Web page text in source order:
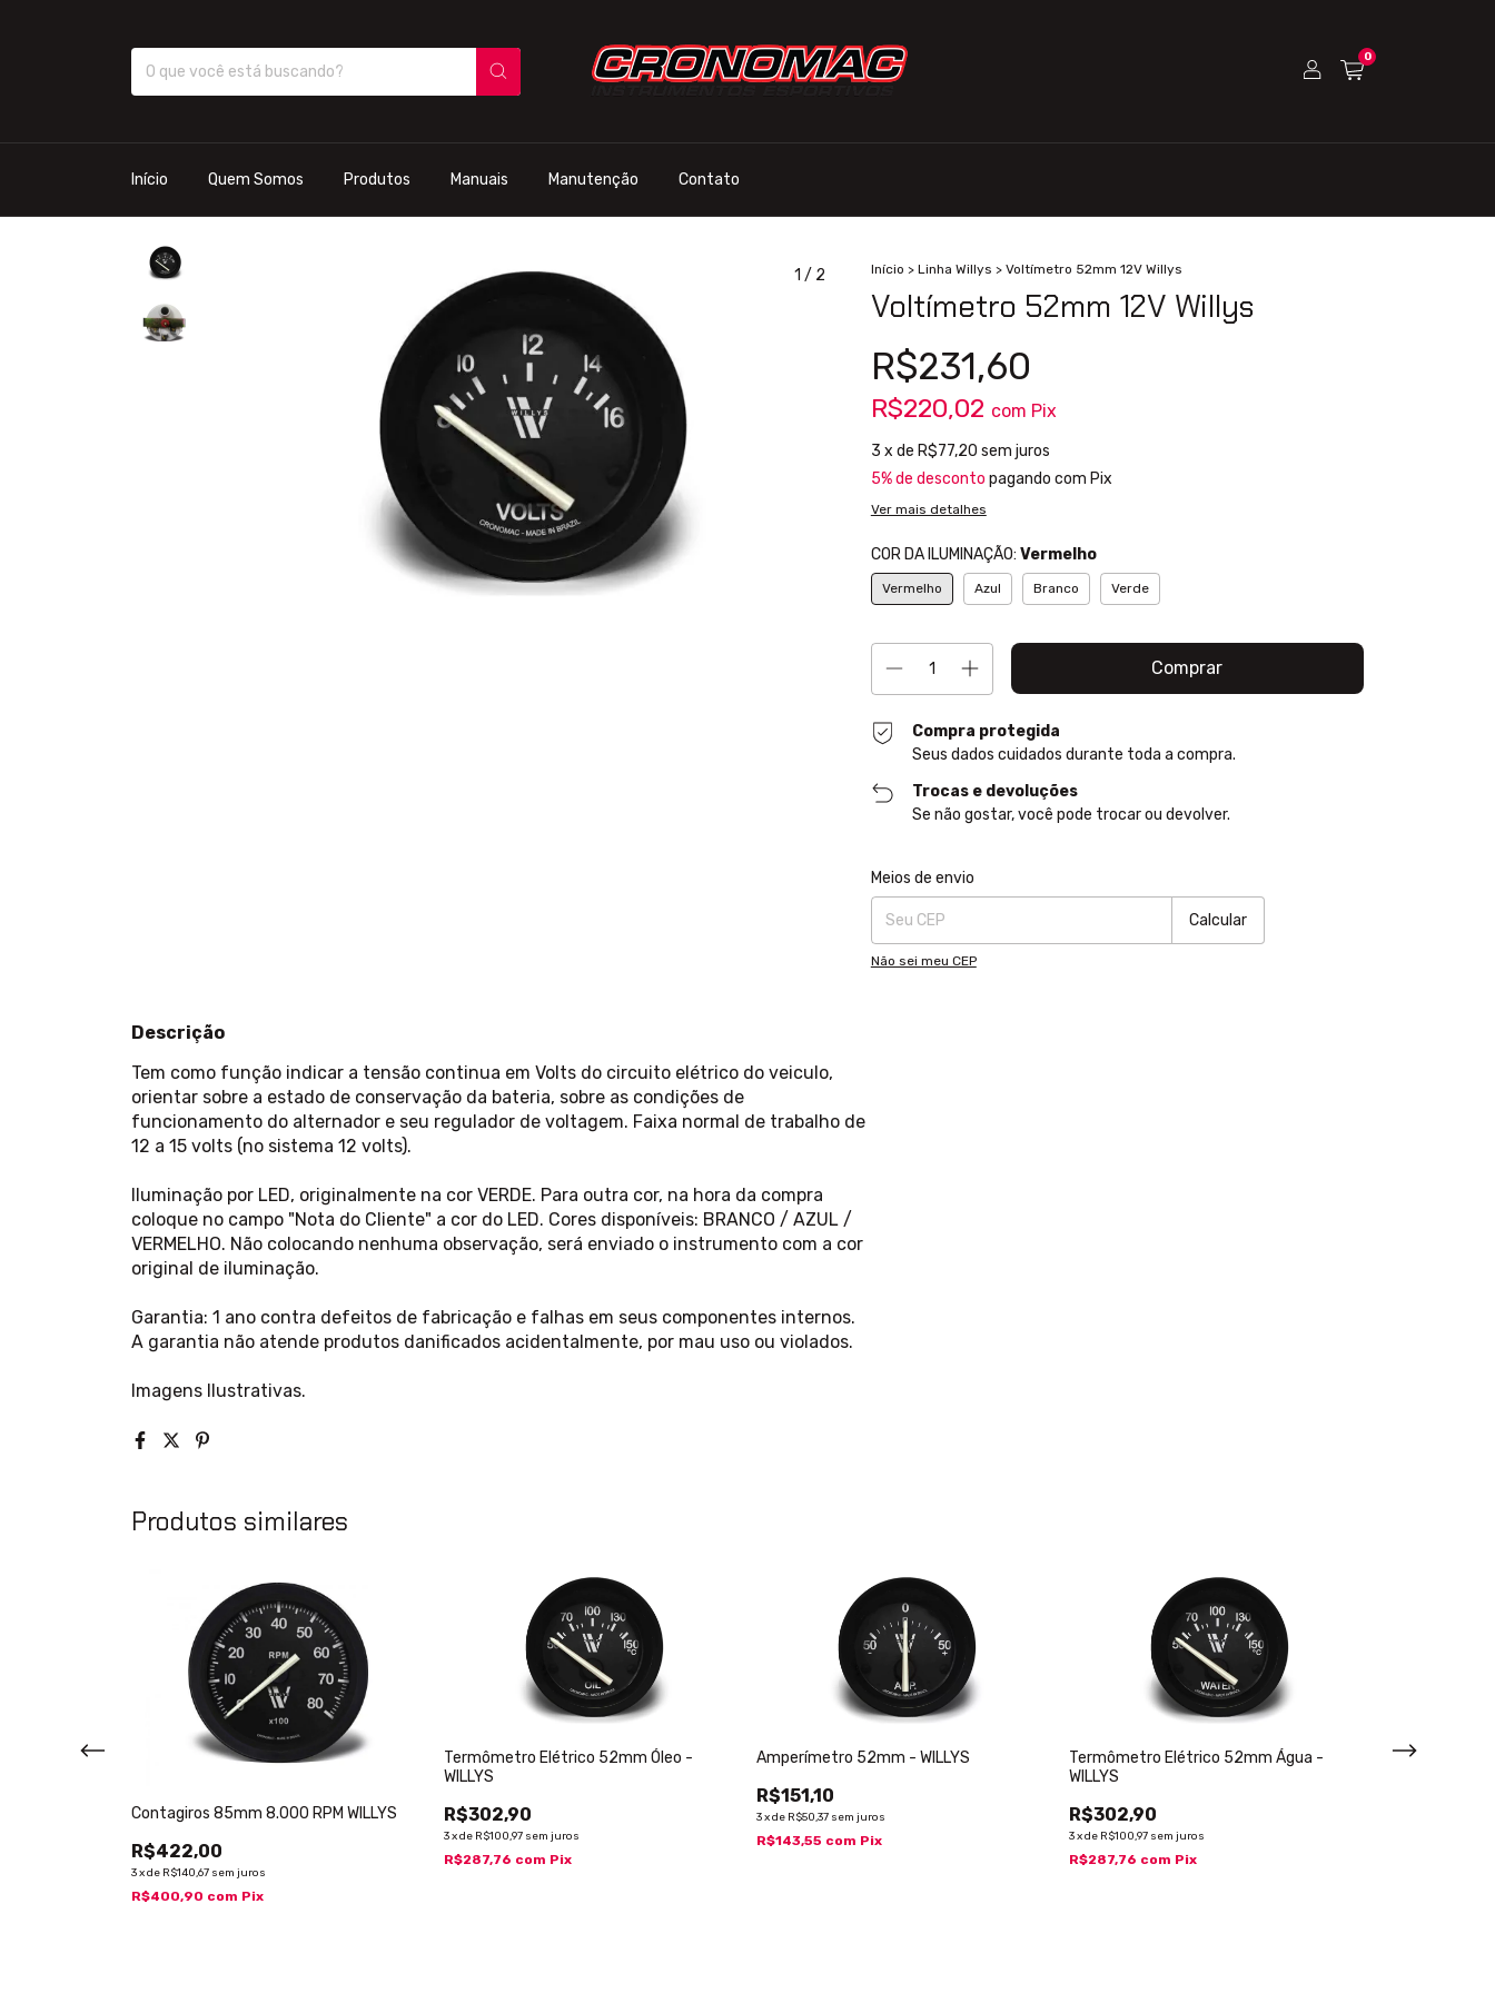
0
Início Quem Somos Produtos Manuais Manutenção Contato
1 / 2 Início > Linha Willys > Voltímetro 52mm 12V Willys
Voltímetro 52mm 12V Willys
R$231,60
R$220,02 com Pix
3 x de R$77,20 sem juros
5% de desconto pagando com Pix
Ver mais detalhes
COR DA ILUMINAÇÃO: Vermelho
Vermelho Azul Branco Verde
Compra protegida
Seus dados cuidados durante toda a compra.
Trocas e devoluções
Se não gostar, você pode trocar ou devolver.
Entregas para o CEP:
Meios de envio
Calcular
Não sei meu CEP
Descrição
Tem como função indicar a tensão continua em Volts do circuito elétrico do veiculo,
orientar sobre a estado de conservação da bateria, sobre as condições de
funcionamento do alternador e seu regulador de voltagem. Faixa normal de trabalho de
12 a 15 volts (no sistema 12 volts).
Iluminação por LED, originalmente na cor VERDE. Para outra cor, na hora da compra
coloque no campo "Nota do Cliente" a cor do LED. Cores disponíveis: BRANCO / AZUL /
VERMELHO. Não colocando nenhuma observação, será enviado o instrumento com a cor
original de iluminação.
Garantia: 1 ano contra defeitos de fabricação e falhas em seus componentes internos.
A garantia não atende produtos danificados acidentalmente, por mau uso ou violados.
Imagens Ilustrativas.
Produtos similares
Água 2
Contagiros 85mm 8.000 RPM WILLYS
R$422,00
3xde R$140,67 sem juros
R$400,90 com Pix
Termômetro Elétrico 52mm Óleo -
WILLYS
R$302,90
3xde R$100,97 sem juros
R$287,76 com Pix
Amperímetro 52mm - WILLYS
R$151,10
3xde R$50,37 sem juros
R$143,55 com Pix
Termômetro Elétrico 52mm Água -
WILLYS
R$302,90
3xde R$100,97 sem juros
R$287,76 com Pix